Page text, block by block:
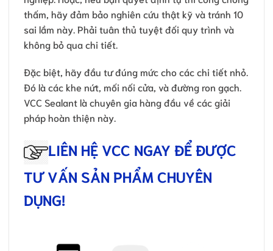
thấm, hãy đảm bảo nghiên cứu thật kỹ và tránh 10
sai lầm này. Phải tuân thủ tuyệt đối quy trình và
không bỏ qua chi tiết.
Đặc biệt, hãy đầu tư đúng mức cho các chi tiết nhỏ.
Đó là các khe nứt, mối nối cửa, và đường ron gạch.
VCC Sealant là chuyên gia hàng đầu về các giải
pháp hoàn thiện này.
LIÊN HỆ VCC NGAY ĐỂ ĐƯỢC
TƯ VẤN SẢN PHẨM CHUYÊN
DỤNG!